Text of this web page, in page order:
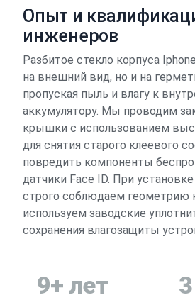
Опыт и
инженеров
Разбитое стекло корпуса
на внешний вид, но и на
пропуская пыль и влагу к
аккумулятору. Мы проводим
крышки с использованием
для снятия старого клеевого
повредить компоненты
датчики Face ID. При
строго соблюдаем геометрию
используем заводские
сохранения влагозащиты
9+ лет